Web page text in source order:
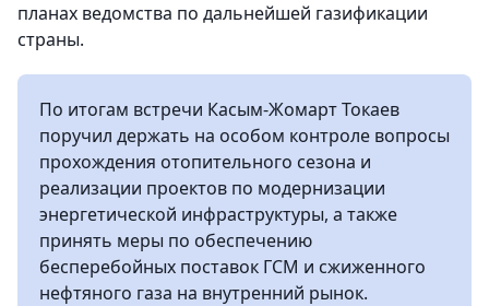
планах ведомства по дальнейшей газификации
страны.
По итогам встречи Касым-Жомарт Токаев
поручил держать на особом контроле вопросы
прохождения отопительного сезона и
реализации проектов по модернизации
энергетической инфраструктуры, а также
принять меры по обеспечению
бесперебойных поставок ГСМ и сжиженного
нефтяного газа на внутренний рынок.